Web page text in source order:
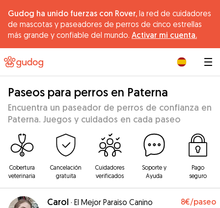
Gudog ha unido fuerzas con Rover, la red de cuidadores
de mascotas y paseadores de perros de cinco estrellas
más grande y confiable del mundo. Activar mi cuenta.
Paseos para perros en Paterna
Encuentra un paseador de perros de confianza en
Paterna. Juegos y cuidados en cada paseo
Cobertura
veterinaria
Cancelación
gratuita
Cuidadores
verificados
Soporte y
Ayuda
Pago
seguro
Carol · El Mejor Paraiso Canino 8€/paseo